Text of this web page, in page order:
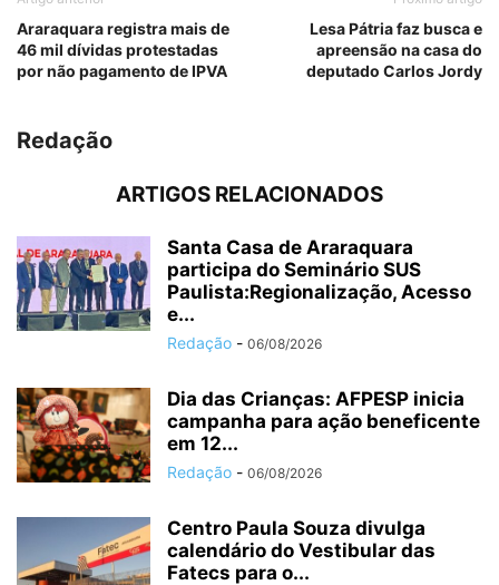
Araraquara registra mais de
46 mil dívidas protestadas
por não pagamento de IPVA
Lesa Pátria faz busca e
apreensão na casa do
deputado Carlos Jordy
Redação
ARTIGOS RELACIONADOS
Santa Casa de Araraquara
participa do Seminário SUS
Paulista:Regionalização, Acesso
e...
Redação - 06/08/2026
Dia das Crianças: AFPESP inicia
campanha para ação beneficente
em 12...
Redação - 06/08/2026
Centro Paula Souza divulga
calendário do Vestibular das
Fatecs para o...